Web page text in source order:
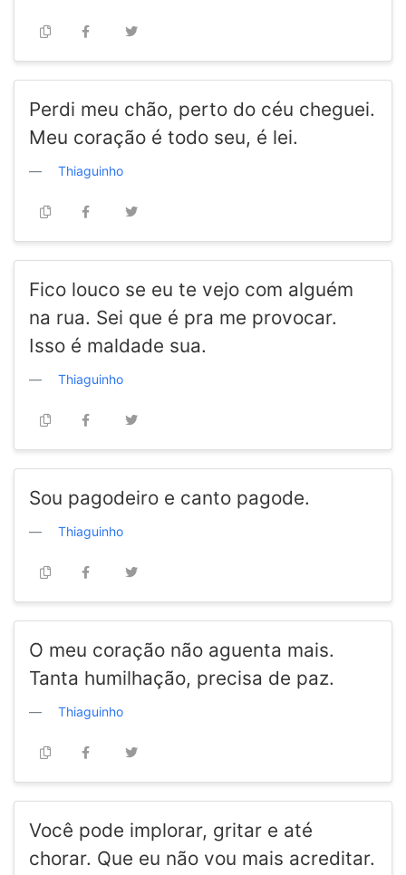
Perdi meu chão, perto do céu cheguei.
Meu coração é todo seu, é lei.
Thiaguinho
Fico louco se eu te vejo com alguém
na rua. Sei que é pra me provocar.
Isso é maldade sua.
Thiaguinho
Sou pagodeiro e canto pagode.
Thiaguinho
O meu coração não aguenta mais.
Tanta humilhação, precisa de paz.
Thiaguinho
Você pode implorar, gritar e até
chorar. Que eu não vou mais acreditar.